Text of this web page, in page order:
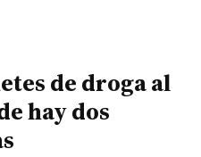
de droga al
hay dos